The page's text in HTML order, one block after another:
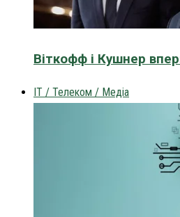
Віткофф і Кушнер
IT / Телеком / Медіа